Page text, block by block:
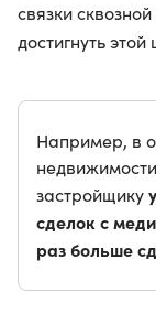
связки
достигнуть
Например, в
застройщику
сделок с
раз больше